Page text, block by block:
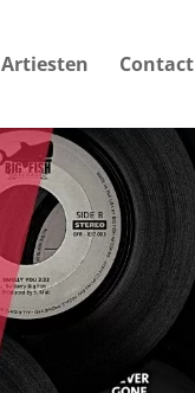
Artiesten Contact